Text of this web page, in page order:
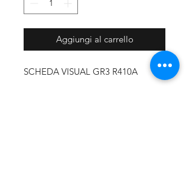
Aggiungi al carrello
SCHEDA VISUAL GR3 R410A